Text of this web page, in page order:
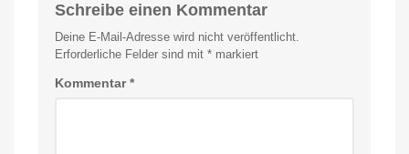
Schreibe einen Kommentar
Deine E-Mail-Adresse wird nicht veröffentlicht.
Erforderliche Felder sind mit * markiert
Kommentar*